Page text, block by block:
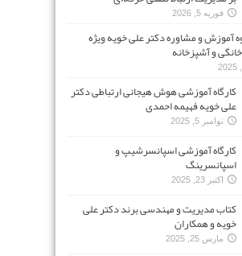
فوریه 5, 2026
آموزش و مشاوره دکتر علی خویه ویژه
و آشپزخانه
کارگاه آموزشی هوش هیجانی ارتباطی دکتر
علی خویه فهیمه احمدی
نوامبر 5, 2025
کارگاه آموزشی اسپانسرشیپ و
اسپانسرینگ
اکتبر 23, 2025
کتاب مدیریت و مهندسی برند دکتر علی
خویه و همکاران
مارس 25, 2025